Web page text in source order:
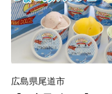
広島県尾道市